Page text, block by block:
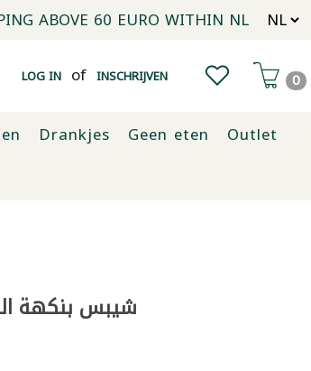
ABOVE 60 EURO WITHIN NL
LOG IN of INSCHRIJVEN 0
Drankjes Geen eten
Outlet
شيبس بنكهة